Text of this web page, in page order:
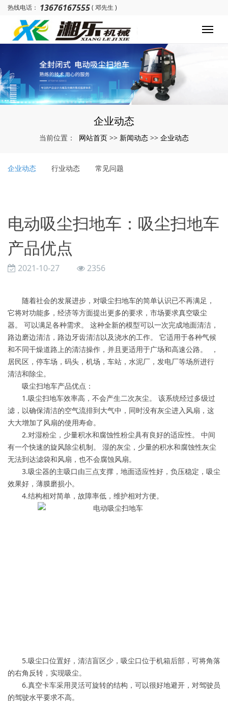
热线电话： 13676167555( 邓先生 )
企业动态
当前位置： 网站首页 >> 新闻动态 >> 企业动态
企业动态 行业动态 常见问题
电动吸尘扫地车：吸尘扫地车
产品优点
2021-10-27 2356
随着社会的发展进步，对吸尘扫地车的简单认识已不再满足，
它将对功能多，经济等方面提出更多的要求，市场要求真空吸尘
器。 可以满足各种需求。 这种全新的模型可以一次完成地面清洁，
路边磨边清洁，路边牙齿清洁以及浇水的工作。 它适用于各种气候
和不同干燥道路上的清洁操作，并且更适用于广场和高速公路。 ，
居民区，停车场，码头，机场，车站，水泥厂，发电厂等场所进行
清洁和除尘。
吸尘扫地车产品优点：
1.吸尘扫地车效率高，不会产生二次灰尘。 该系统经过多级过
滤，以确保清洁的空气流排到大气中，同时没有灰尘进入风扇，这
大大增加了风扇的使用寿命。
2.对湿粉尘，少量积水和腐蚀性粉尘具有良好的适应性。 中间
有一个快速的旋风除尘机制。 湿的灰尘，少量的积水和腐蚀性灰尘
无法到达滤袋和风扇，也不会腐蚀风扇。
3.吸尘器的主吸口由三点支撑，地面适应性好，负压稳定，吸尘
效果好，薄膜磨损小。
4.结构相对简单，故障率低，维护相对方便。
5.吸尘口位置好，清洁盲区少，吸尘口位于机箱后部，可将角落
的右角反转，实现吸尘。
6.真空卡车采用灵活可旋转的结构，可以很好地避开，对驾驶员
的驾驶水平要求不高。